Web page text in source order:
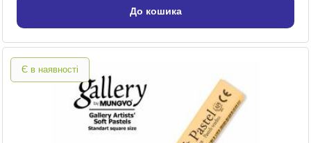
До кошика
Є в наявності